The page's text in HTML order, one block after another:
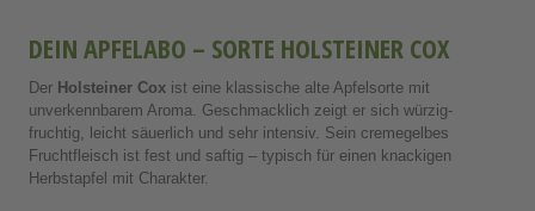
DEIN APFELABO – SORTE HOLSTEINER COX
Der Holsteiner Cox ist eine klassische alte Apfelsorte mit
unverkennbarem Aroma. Geschmacklich zeigt er sich würzig-
fruchtig, leicht säuerlich und sehr intensiv. Sein cremegelbes
Fruchtfleisch ist fest und saftig – typisch für einen knackigen
Herbstapfel mit Charakter.